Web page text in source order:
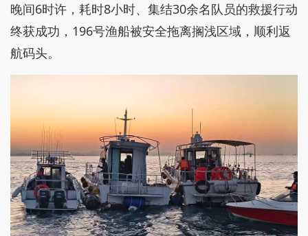
晚间6时许，耗时8小时、集结30余名队员的救援行动
终获成功，196号渔船被安全拖离搁浅区域，顺利返
航码头。